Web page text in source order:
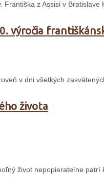
Františka z Assisi v
výročia
v dni všetkých
života
život nepopierateľne patrí